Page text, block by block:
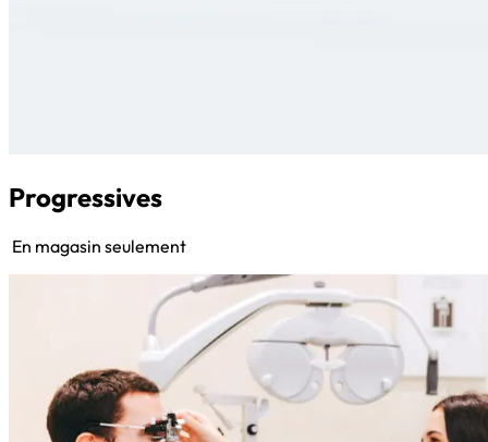
Progressives
En magasin seulement